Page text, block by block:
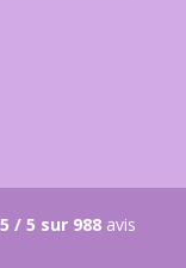
/ 5 sur 988avis